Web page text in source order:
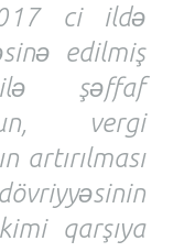
ci ildə
edilmiş
şəffaf
vergi
artırılması
qarşıya